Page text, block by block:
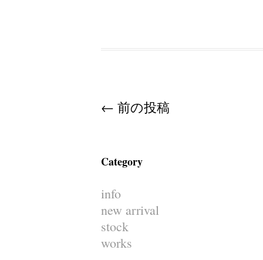
Post navigation
← 前の投稿
Category
info
new arrival
stock
works